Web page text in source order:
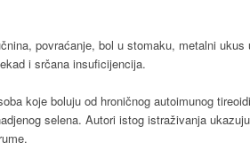
povraćanje, bol u stomaku, metalni ukus
i srčana insuﬁcijencija.
koje boluju od hroničnog autoimunog
selena. Autori istog istraživanja